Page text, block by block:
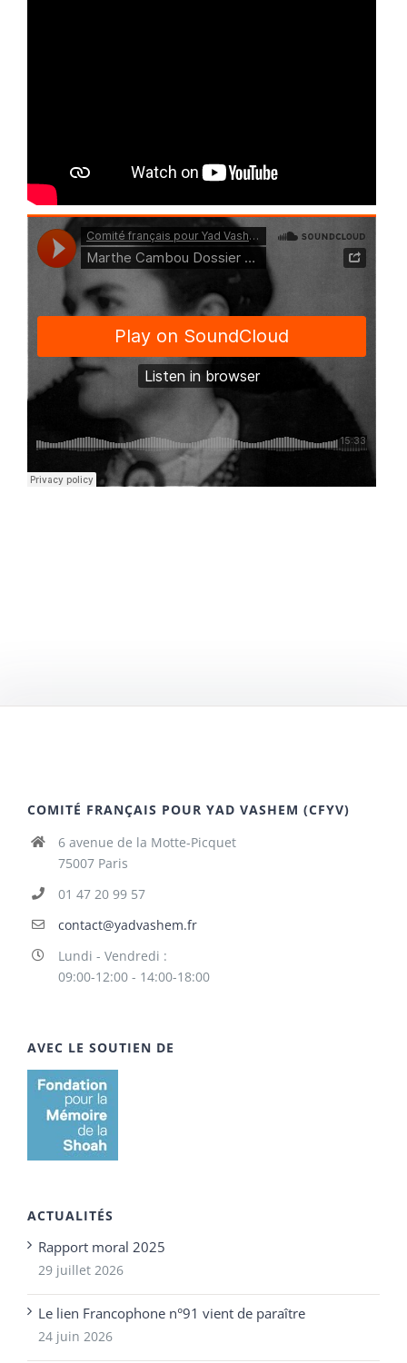
COMITÉ FRANÇAIS POUR YAD VASHEM (CFYV)
6 avenue de la Motte-Picquet
75007 Paris
01 47 20 99 57
contact@yadvashem.fr
Lundi - Vendredi :
09:00-12:00 - 14:00-18:00
AVEC LE SOUTIEN DE
ACTUALITÉS
Rapport moral 2025
29 juillet 2026
Le lien Francophone n°91 vient de paraître
24 juin 2026